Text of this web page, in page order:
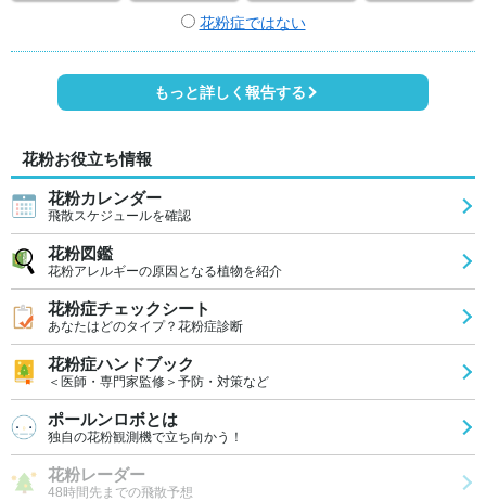
花粉症ではない
もっと詳しく報告する
花粉お役立ち情報
花粉カレンダー
飛散スケジュールを確認
花粉図鑑
花粉アレルギーの原因となる植物を紹介
花粉症チェックシート
あなたはどのタイプ？花粉症診断
花粉症ハンドブック
＜医師・専門家監修＞予防・対策など
ポールンロボとは
独自の花粉観測機で立ち向かう！
花粉レーダー
48時間先までの飛散予想